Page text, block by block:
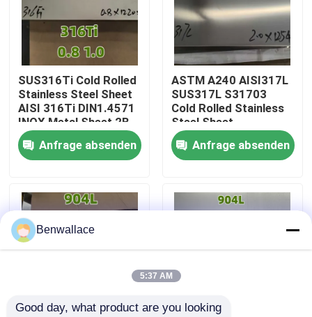
Über uns
Werksbesichtigung
Qualitätskontrolle
Neuigkeiten
Bitte um ein Angebot
SUS316Ti Cold Rolled
Stainless Steel Sheet
AISI 316Ti DIN1.4571
INOX Metal Sheet 2B
0.8mm
Anfrage absenden
ASTM A240 AISI317L
SUS317L S31703
Cold Rolled Stainless
Steel Sheet
2.0*1220*2440MM
Anfrage absenden
Benwallace
5:37 AM
Good day, what product are you looking